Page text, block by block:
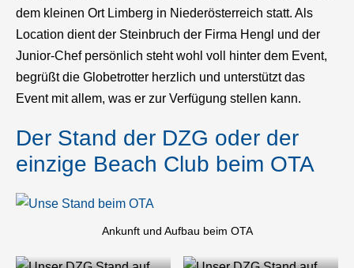
dem kleinen Ort Limberg in Niederösterreich statt. Als
Location dient der Steinbruch der Firma Hengl und der
Junior-Chef persönlich steht wohl voll hinter dem Event,
begrüßt die Globetrotter herzlich und unterstützt das
Event mit allem, was er zur Verfügung stellen kann.
Der Stand der DZG oder der
einzige Beach Club beim OTA
Ankunft und Aufbau beim OTA